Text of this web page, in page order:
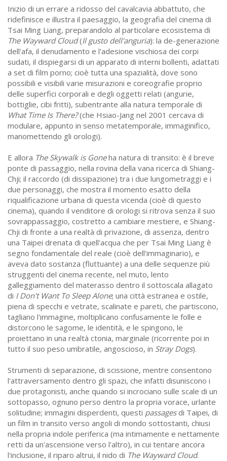
Inizio di un errare a ridosso del cavalcavia abbattuto, che
ridefinisce e illustra il paesaggio, la geografia del cinema di
Tsai Ming Liang, preparandolo al particolare ecosistema di
The Wayward Cloud(Il gusto dell'anguria): la de-generazione
dell'afa, il denudamento e l'adesione vischiosa dei corpi
sudati, il dispiegarsi di un apparato di interni bollenti, adattati
a set di film porno; cioè tutta una spazialità, dove sono
possibili e visibili varie misurazioni e coreografie proprio
delle superfici corporali e degli oggetti relati (angurie,
bottiglie, cibi fritti), subentrante alla natura temporale di
What Time Is There?(che Hsiao-Jang nel 2001 cercava di
modulare, appunto in senso metatemporale, immaginifico,
manomettendo gli orologi).
E allora The Skywalk is Goneha natura di transito: è il breve
ponte di passaggio, nella rovina della vana ricerca di Shiang-
Chji; il raccordo (di dissipazione) tra i due lungometraggi e i
due personaggi, che mostra il momento esatto della
riqualificazione urbana di questa vicenda (cioè di questo
cinema), quando il venditore di orologi si ritrova senza il suo
sovrappassaggio, costretto a cambiare mestiere, e Shiang-
Chji di fronte a una realtà di privazione, di assenza, dentro
una Taipei drenata di quell'acqua che per Tsai Ming Liang è
segno fondamentale del reale (cioè dell'immaginario), e
aveva dato sostanza (fluttuante) a una delle sequenze più
struggenti del cinema recente, nel muto, lento
galleggiamento del materasso dentro il sottoscala allagato
di I Don't Want To Sleep Alone; una città estranea e ostile,
piena di specchi e vetrate, scalinate e pareti, che partiscono,
tagliano l'immagine, moltiplicano confusamente le folle e
distorcono le sagome, le identità, e le spingono, le
proiettano in una realtà ctonia, marginale (ricorrente poi in
tutto il suo peso umbratile, angoscioso, in Stray Dogs).
Strumenti di separazione, di scissione, mentre consentono
l'attraversamento dentro gli spazi, che infatti disuniscono i
due protagonisti, anche quando si incrociano sulle scale di un
sottopasso, ognuno perso dentro la propria vorace, urlante
solitudine; immagini disperdenti, questi passagesdi Taipei, di
un film in transito verso angoli di mondo sottostanti, chiusi
nella propria indole periferica (ma intimamente e nettamente
retti da un'ascensione verso l'altro), in cui tentare ancora
l'inclusione, il riparo altrui, il nido di The Wayward Cloud.